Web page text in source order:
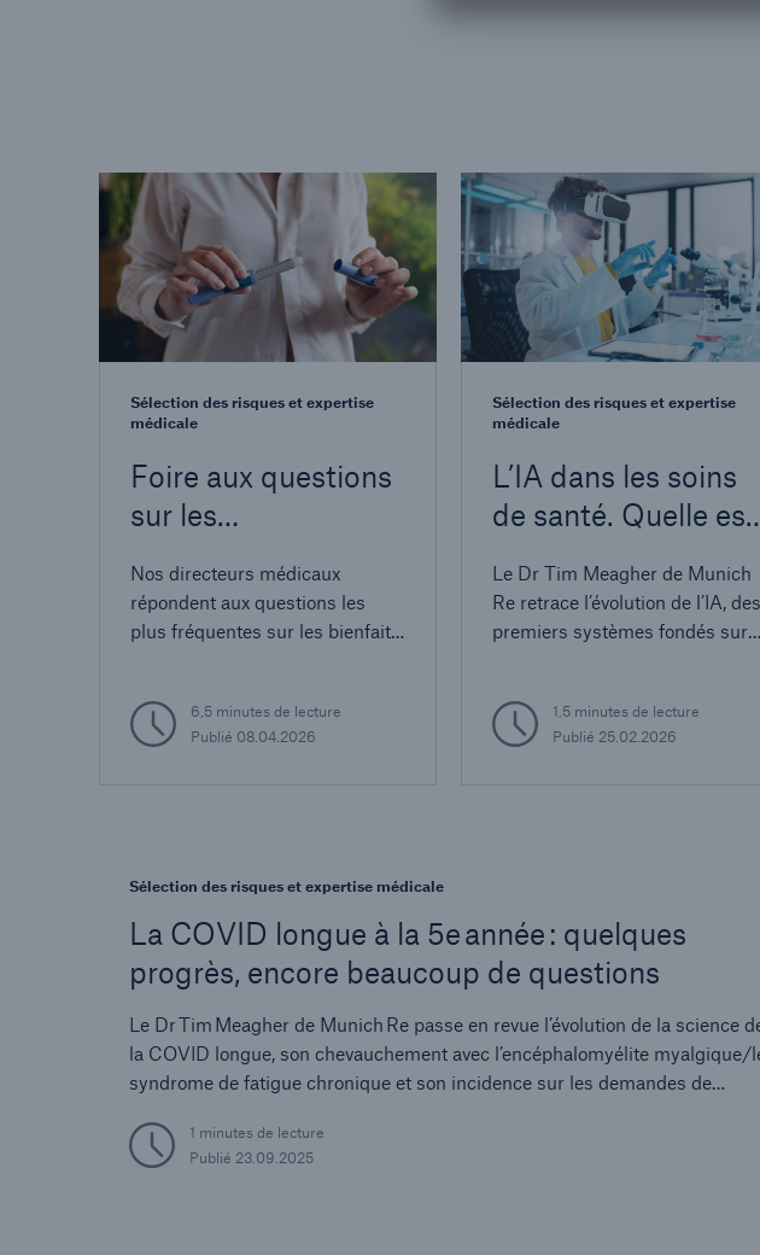
Sélection des risques et expertise
médicale
Foire aux questions
sur les
1 utilisés pour la
perte de poids
Nos directeurs médicaux
répondent aux questions les
plus fréquentes sur les bienfaits
perte de poids à base de GLP‑1.
6,5 minutes de lecture
Publié 08.04.2026
Sélection des risques et expertise
médicale
L’IA dans les soins
de santé. Quelle est
sélection des
risques médicaux?
Le Dr Tim Meagher de Munich
Re retrace l’évolution de l’IA, des
premiers systèmes fondés sur
générative d’aujourd’hui, et
examine son influence
1,5 minutes de lecture
Publié 25.02.2026
Sélection des risques et expertise médicale
La COVID longue à la 5e année : quelques
progrès, encore beaucoup de questions
Le Dr Tim Meagher de Munich Re passe en revue l’évolution de la science
la COVID longue, son chevauchement avec l’encéphalomyélite myalgique/
syndrome de fatigue chronique et son incidence sur les demandes de
1 minutes de lecture
Publié 23.09.2025